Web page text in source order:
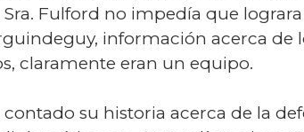
Fulford no impedía que
información acerca de
claramente eran un equipo.
su historia acerca de la